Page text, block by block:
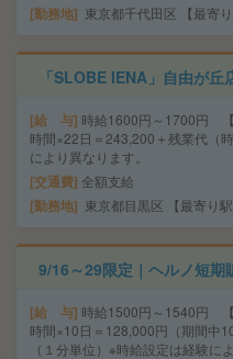
勤務地 東京都千代田区 【最寄
「SLOBE IENA」自由が
給 与 時給1600円～1700円
時間×22日＝243,200＋残業代（
により異なります。
交通費 全額支給
勤務地 東京都目黒区 【最寄り
9/16～29限定｜ヘルノ短期
給 与 時給1500円～1540円
時間×10日＝128,000円（期間中
（１分単位）※時給設定は経験に